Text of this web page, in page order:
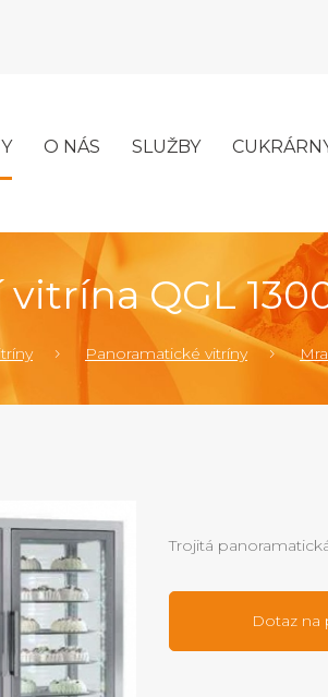
O NÁS SLUŽBY
QGL
Panoramatické vitríny
Trojitá
Dotaz na